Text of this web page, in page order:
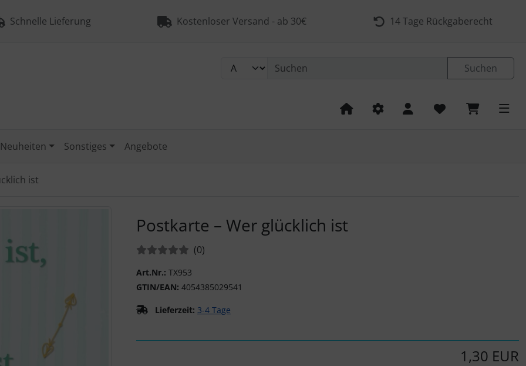
Schnelle Lieferung Kostenloser Versand - ab 30€ 14 Tage Rückgaberecht
Suchen
Neuheiten Sonstiges Angebote
ist
Postkarte – Wer glücklich ist
Bewertungen:(0Bewertungen
)
Art.Nr.: TX953
GTIN/EAN: 4054385029541
Lieferzeit: 3-4 Tage
1,30 EUR